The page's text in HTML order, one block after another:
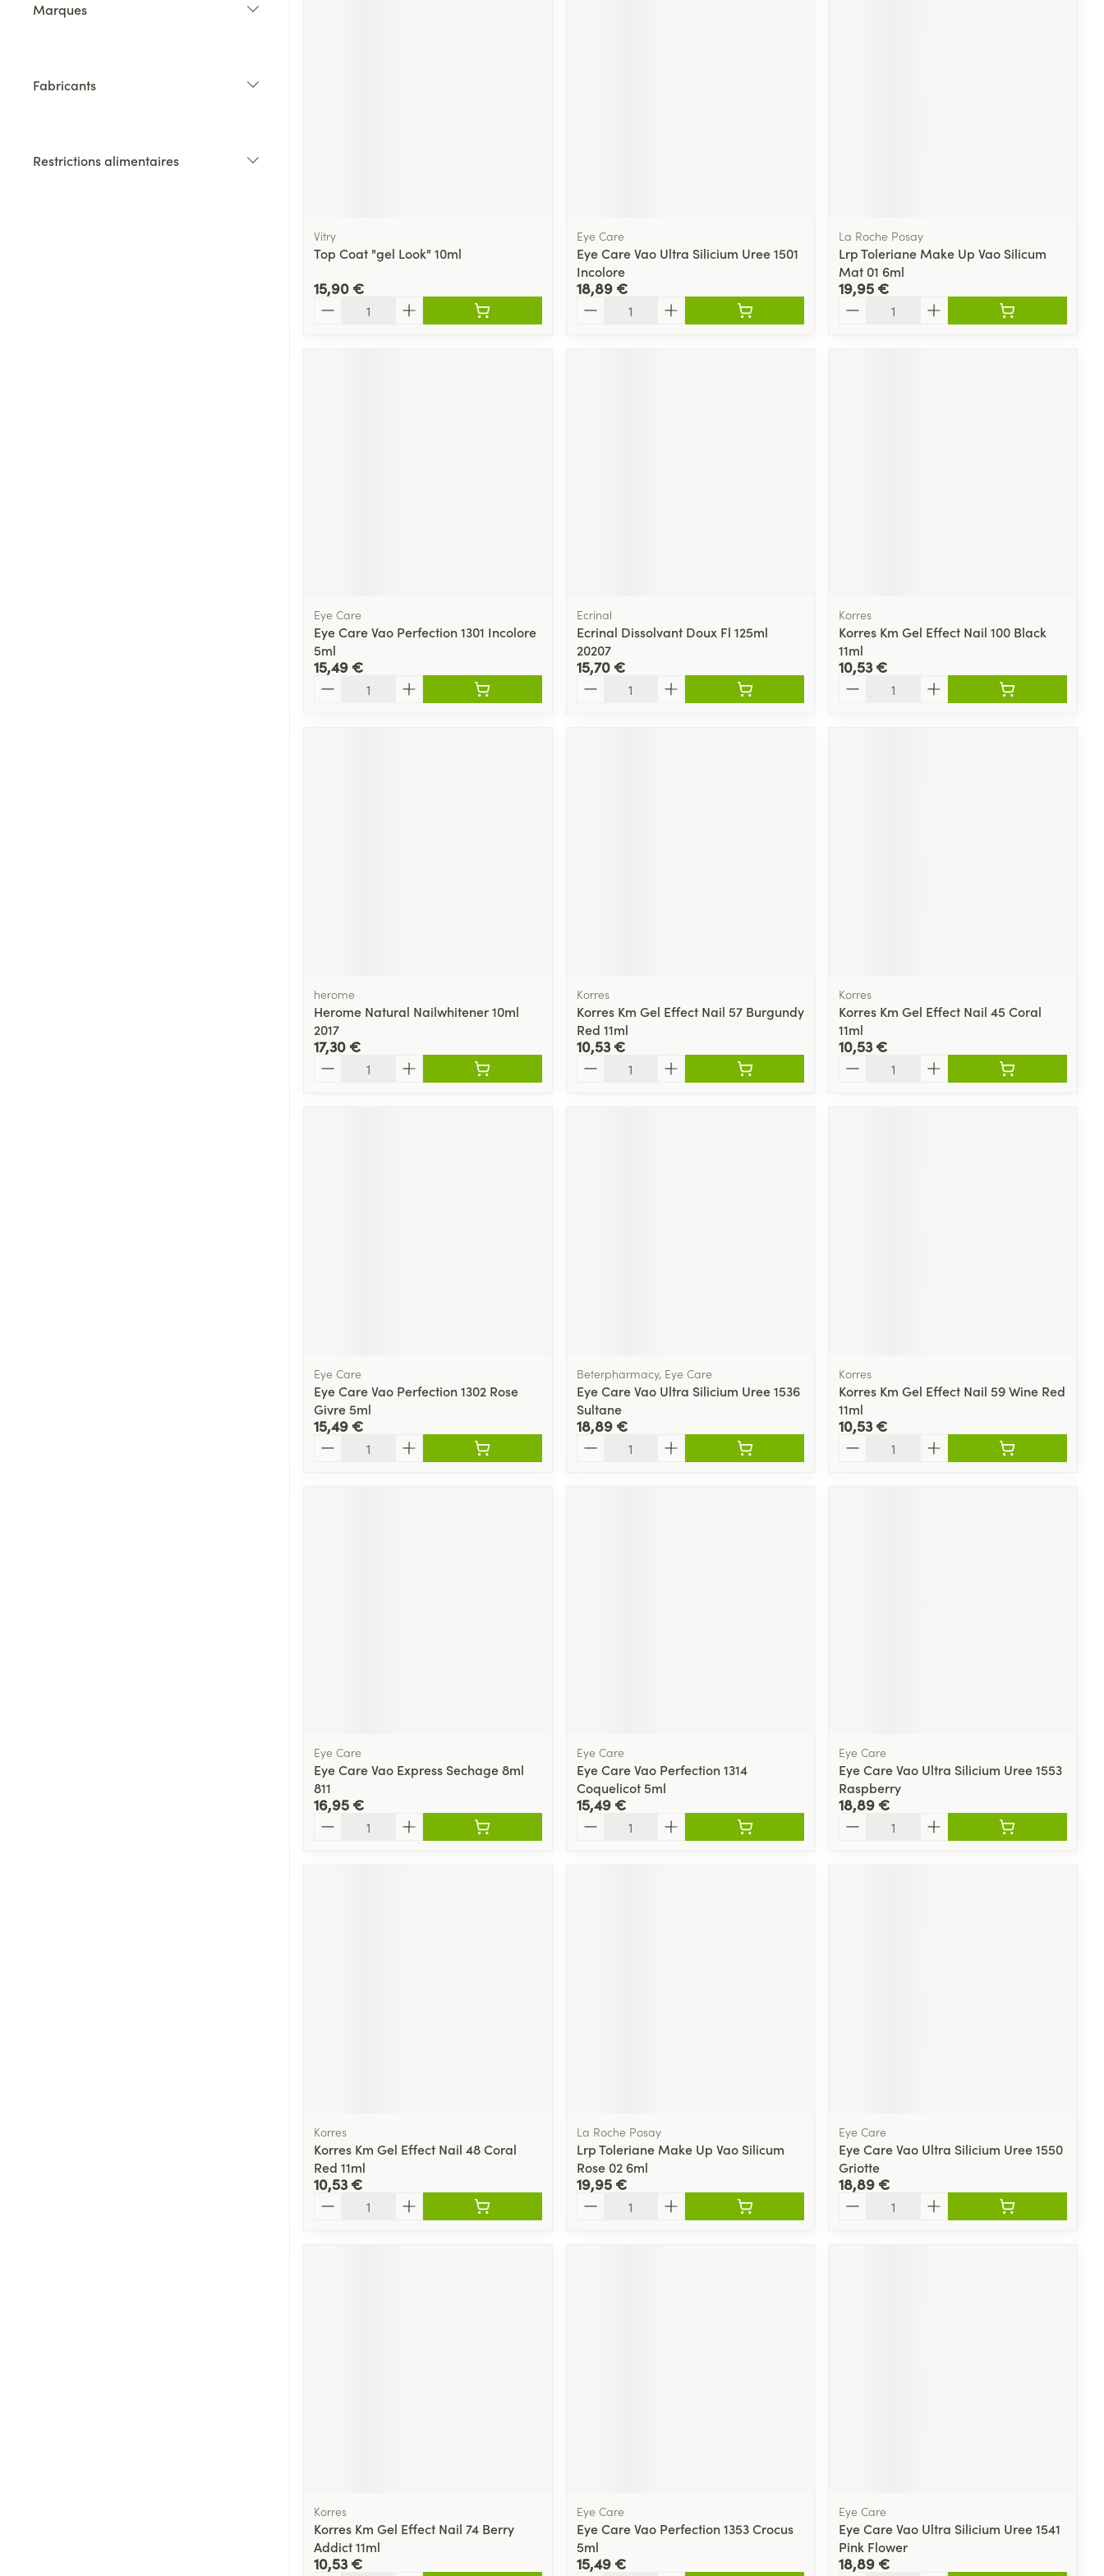
Marques
Fabricants
Restrictions alimentaires
Vitry
Top Coat "gel Look" 10ml
15,90 €
Eye Care
Eye Care Vao Ultra Silicium Uree 1501
Incolore
18,89 €
La Roche Posay
Lrp Toleriane Make Up Vao Silicum
Mat 01 6ml
19,95 €
Eye Care
Eye Care Vao Perfection 1301 Incolore
5ml
15,49 €
Ecrinal
Ecrinal Dissolvant Doux Fl 125ml
20207
15,70 €
Korres
Korres Km Gel Effect Nail 100 Black
11ml
10,53 €
herome
Herome Natural Nailwhitener 10ml
2017
17,30 €
Korres
Korres Km Gel Effect Nail 57 Burgundy
Red 11ml
10,53 €
Korres
Korres Km Gel Effect Nail 45 Coral
11ml
10,53 €
Eye Care
Eye Care Vao Perfection 1302 Rose
Givre 5ml
15,49 €
Beterpharmacy, Eye Care
Eye Care Vao Ultra Silicium Uree 1536
Sultane
18,89 €
Korres
Korres Km Gel Effect Nail 59 Wine Red
11ml
10,53 €
Eye Care
Eye Care Vao Express Sechage 8ml
811
16,95 €
Eye Care
Eye Care Vao Perfection 1314
Coquelicot 5ml
15,49 €
Eye Care
Eye Care Vao Ultra Silicium Uree 1553
Raspberry
18,89 €
Korres
Korres Km Gel Effect Nail 48 Coral
Red 11ml
10,53 €
La Roche Posay
Lrp Toleriane Make Up Vao Silicum
Rose 02 6ml
19,95 €
Eye Care
Eye Care Vao Ultra Silicium Uree 1550
Griotte
18,89 €
Korres
Korres Km Gel Effect Nail 74 Berry
Addict 11ml
10,53 €
Eye Care
Eye Care Vao Perfection 1353 Crocus
5ml
15,49 €
Eye Care
Eye Care Vao Ultra Silicium Uree 1541
Pink Flower
18,89 €